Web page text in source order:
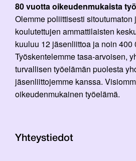
80 vuotta oikeudenmukaista
Olemme poliittisesti sitoutumaton
koulutettujen ammattilaisten
kuuluu 12 jäsenliittoa ja noin 400
Työskentelemme tasa-arvoisen,
turvallisen työelämän puolesta
jäsenliittojemme kanssa.
oikeudenmukainen työelämä.
Yhteystiedot